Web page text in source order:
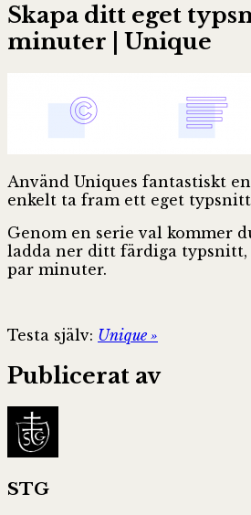
Skapa ditt eget
minuter | Unique
Använd Uniques fantastiskt
enkelt ta fram ett eget
Genom en serie val kommer
ladda ner ditt färdiga typsnitt,
par minuter.
Testa själv: Unique »
Publicerat av
STG